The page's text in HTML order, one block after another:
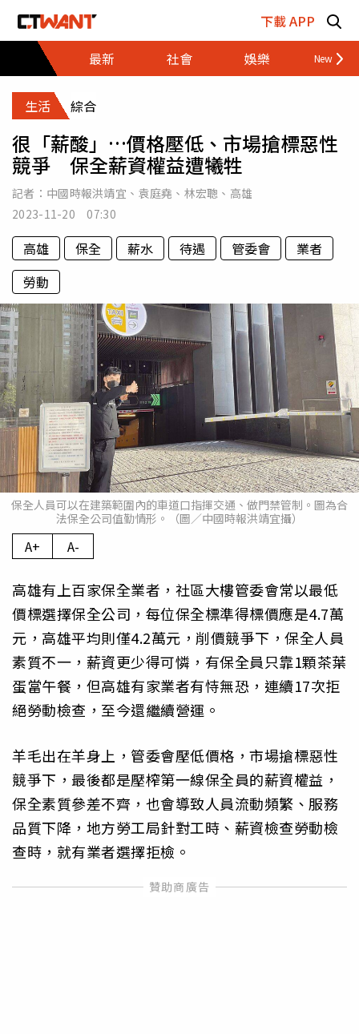
下載 APP
最新
社會 娛樂 財經
生活 綜合
很「薪酸」…價格壓低、市場搶標惡性
競爭 保全薪資權益遭犧牲
記者： 中國時報洪靖宜 、 袁庭堯 、 林宏聰 、 高雄
2023-11-20 07:30
高雄 保全 薪水 待遇 管委會
業者
勞動
保全人員可以在建築範圍內的車道口指揮交通、做門禁管制。圖為合
法保全公司值勤情形。（圖／中國時報洪靖宜攝）
A+ A-
高雄有上百家保全業者，社區大樓管委會常以最低
價標選擇保全公司，每位保全標準得標價應是4.7萬
元，高雄平均則僅4.2萬元，削價競爭下，保全人員
素質不一，薪資更少得可憐，有保全員只靠1顆茶葉
蛋當午餐，但高雄有家業者有恃無恐，連續17次拒
絕勞動檢查，至今還繼續營運。
羊毛出在羊身上，管委會壓低價格，市場搶標惡性
競爭下，最後都是壓榨第一線保全員的薪資權益，
保全素質參差不齊，也會導致人員流動頻繁、服務
品質下降，地方勞工局針對工時、薪資檢查勞動檢
查時，就有業者選擇拒檢。